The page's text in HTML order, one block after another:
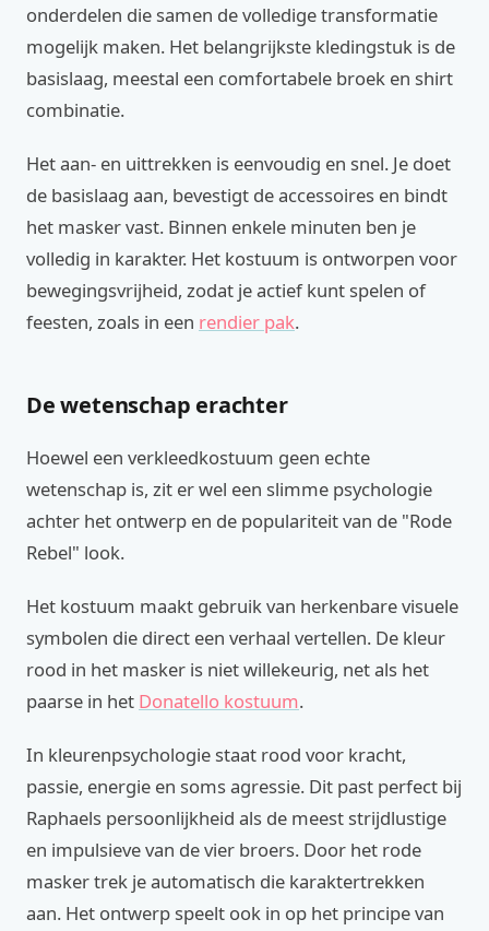
onderdelen die samen de volledige transformatie
mogelijk maken. Het belangrijkste kledingstuk is de
basislaag, meestal een comfortabele broek en shirt
combinatie.
Het aan- en uittrekken is eenvoudig en snel. Je doet
de basislaag aan, bevestigt de accessoires en bindt
het masker vast. Binnen enkele minuten ben je
volledig in karakter. Het kostuum is ontworpen voor
bewegingsvrijheid, zodat je actief kunt spelen of
feesten, zoals in een rendier pak.
De wetenschap erachter
Hoewel een verkleedkostuum geen echte
wetenschap is, zit er wel een slimme psychologie
achter het ontwerp en de populariteit van de "Rode
Rebel" look.
Het kostuum maakt gebruik van herkenbare visuele
symbolen die direct een verhaal vertellen. De kleur
rood in het masker is niet willekeurig, net als het
paarse in het Donatello kostuum.
In kleurenpsychologie staat rood voor kracht,
passie, energie en soms agressie. Dit past perfect bij
Raphaels persoonlijkheid als de meest strijdlustige
en impulsieve van de vier broers. Door het rode
masker trek je automatisch die karaktertrekken
aan. Het ontwerp speelt ook in op het principe van